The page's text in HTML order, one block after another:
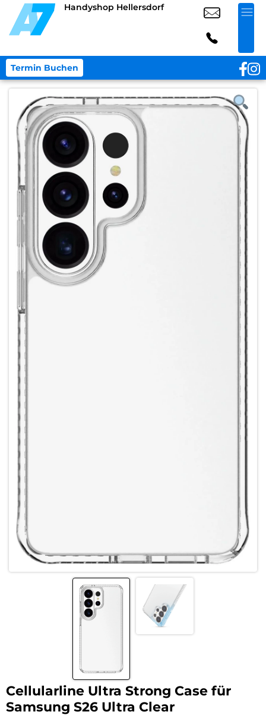
Handyshop Hellersdorf
Termin Buchen
Cellularline Ultra Strong Case für
Samsung S26 Ultra Clear